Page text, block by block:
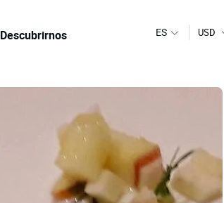
Descubrirnos ES USD